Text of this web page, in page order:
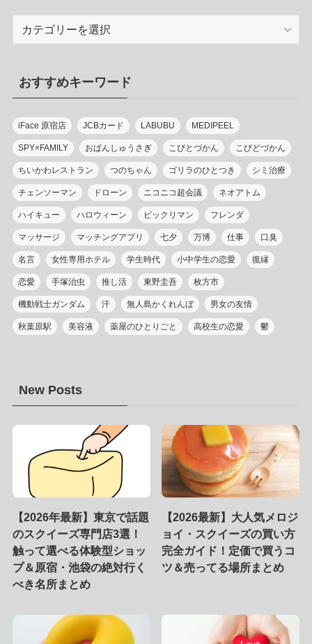
リ
ー
おすすめキーワード
iFace 原宿店 JCBカード LABUBU MEDIPEEL
SPY×FAMILY おぱんしゅうさぎ こびとづかん こびどづかん
ちいかわレストラン つのちゃん ゴリラのひとつき シミ治療
チェンソーマン ドローン ニコニコ超会議 ネオアトム
ハイキュー ハロウィーン ビックリマン フレンダ
マッサージ マッチングアプリ 七夕 万博 仕事 口臭
名言 女性専用ホテル 学生時代 小中学生の恋愛 復縁
恋愛 手塚治虫 推し活 東野圭吾 枚方市
機動戦士ガンダム 汗 無人島かくれんぼ 男女の友情
秋葉原駅 美容液 薬屋のひとりごと 高校生の恋愛 鬱
New Posts
【2026年最新】東京で話題
のスクイーズ専門店3選！
触って選べる体験型ショッ
プ＆原宿・池袋の絶対行く
べき名所まとめ
【2026最新】大人気メロジ
ョイ・スクイーズの買い方
完全ガイド！定価で買うコ
ツ＆売ってる場所まとめ